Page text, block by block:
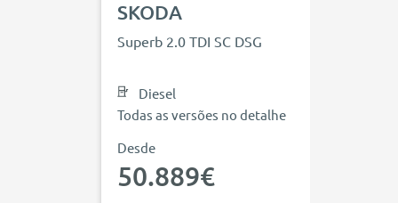
SKODA
Superb 2.0 TDI SC DSG
Diesel
Todas as versões no detalhe
Desde
50.889€